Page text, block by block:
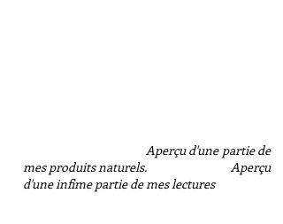
Aperçu d'une partie de
mes produits naturels. Aperçu
d'une infime partie de mes lectures